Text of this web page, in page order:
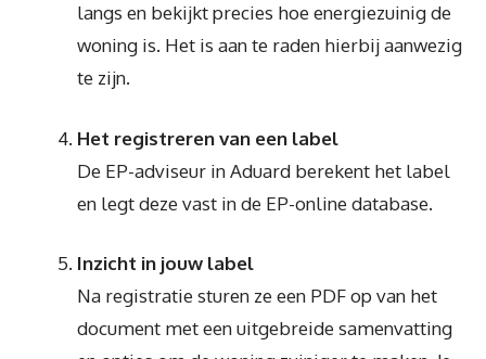
langs en bekijkt precies hoe energiezuinig de
woning is. Het is aan te raden hierbij aanwezig
te zijn.
Het registreren van een label
De EP-adviseur in Aduard berekent het label
en legt deze vast in de EP-online database.
Inzicht in jouw label
Na registratie sturen ze een PDF op van het
document met een uitgebreide samenvatting